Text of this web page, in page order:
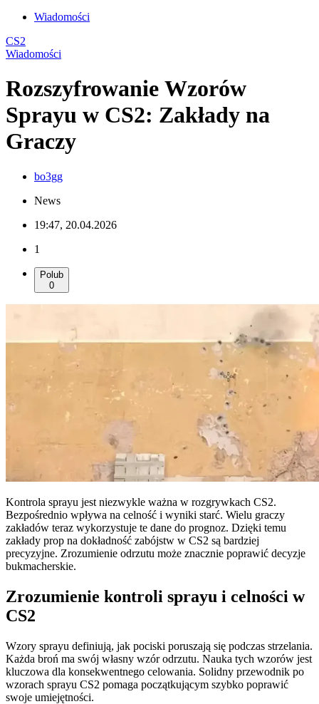
Wiadomości
CS2
Wiadomości
Rozszyfrowanie Wzorów
Sprayu w CS2: Zakłady na
Graczy
bo3gg
News
19:47, 20.04.2026
1
Polub
0
Kontrola sprayu jest niezwykle ważna w rozgrywkach CS2.
Bezpośrednio wpływa na celność i wyniki starć. Wielu graczy
zakładów teraz wykorzystuje te dane do prognoz. Dzięki temu
zakłady prop na dokładność zabójstw w CS2 są bardziej
precyzyjne. Zrozumienie odrzutu może znacznie poprawić decyzje
bukmacherskie.
Zrozumienie kontroli sprayu i celności w
CS2
Wzory sprayu definiują, jak pociski poruszają się podczas strzelania.
Każda broń ma swój własny wzór odrzutu. Nauka tych wzorów jest
kluczowa dla konsekwentnego celowania. Solidny przewodnik po
wzorach sprayu CS2 pomaga początkującym szybko poprawić
swoje umiejętności.